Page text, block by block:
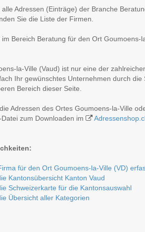
alle Adressen (Einträge) der Branche
Sie die Liste der Firmen.
im Bereich Beratung für den Ort Goumoens-
la-Ville (Vaud) ist nur eine der
Ihr gewünschtes Unternehmen durch
Bereich dieser Seite.
Adressen des Ortes Goumoens-la-Ville
zum Downloaden im
für den Ort Goumoens-la-Ville (VD)
Kantonsübersicht Kanton Vaud
Schweizerkarte für die Kantonsauswahl
Übersicht aller Kategorien